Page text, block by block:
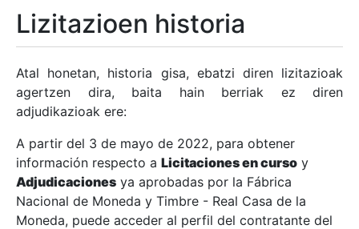
Erakutsi/Ezkutatu
Erakutsi/Ezkutatu
Erakutsi/Ezkutatu
Erakutsi/Ezkutatu
Lizitazioen historia
Atal honetan, historia gisa, ebatzi diren lizitazioak
agertzen dira, baita hain berriak ez diren
adjudikazioak ere:
A partir del 3 de mayo de 2022, para obtener
información respecto a Licitaciones en curso y
Adjudicaciones ya aprobadas por la Fábrica
Nacional de Moneda y Timbre - Real Casa de la
Moneda, puede acceder al perfil del contratante del